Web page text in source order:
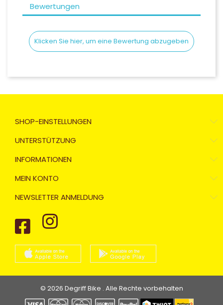
Bewertungen
Klicken Sie hier, um eine Bewertung abzugeben
SHOP-EINSTELLUNGEN
UNTERSTÜTZUNG
INFORMATIONEN
MEIN KONTO
NEWSLETTER ANMELDUNG
© 2026 Degriff Bike . Alle Rechte vorbehalten